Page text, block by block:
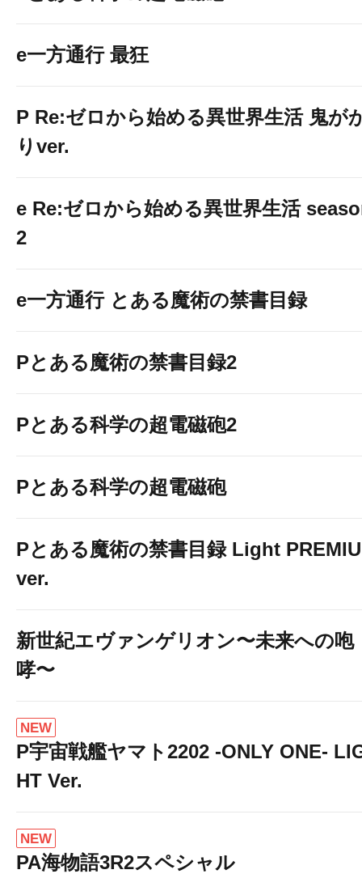
e一方通行 最狂
P Re:ゼロから始める異世界生活 鬼が
りver.
e Re:ゼロから始める異世界生活
2
e一方通行 とある魔術の禁書目録
Pとある魔術の禁書目録2
Pとある科学の超電磁砲2
Pとある科学の超電磁砲
Pとある魔術の禁書目録 Light
ver.
新世紀エヴァンゲリオン〜未来への咆
哮〜
NEW
P宇宙戦艦ヤマト2202 -ONLY ONE-
HT Ver.
NEW
PA海物語3R2スペシャル